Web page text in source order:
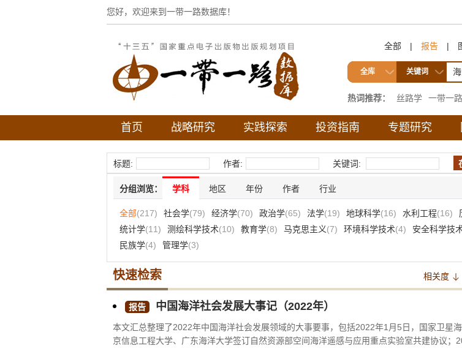
您好，欢迎来到一带一路数据库！
全部 | 报告 |
全库 关键词
热词推荐： 丝路学 一带一路
互联互通
首页 战略研究 实践探索 投资指南 专题研究
标题: 作者: 关键词:
分组浏览： 学科 地区 年份 作者 行业
全部(217) 社会学(79) 经济学(70) 政治学(65) 法学(19) 地球科学(16) 水利工程(16)
统计学(11) 测绘科学技术(10) 教育学(8) 马克思主义(7) 环境科学技术(4) 安全科学技
民族学(4) 管理学(3)
快速检索 相关度
报告 中国海洋社会发展大事记（2022年）
本文汇总整理了2022年中国海洋社会发展领域的大事要事，包括2022年1月5日，国家卫星
京信息工程大学、广东海洋大学签订自然资源部空间海洋遥感与应用重点实验室共建协议；